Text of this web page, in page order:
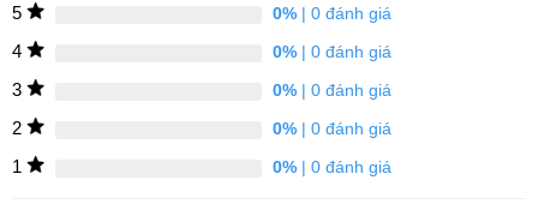
Loại phích cắm: ổ cắm
5 0%| 0 đánh giá
4 0%| 0 đánh giá
3 0%| 0 đánh giá
2 0%| 0 đánh giá
1 0%| 0 đánh giá